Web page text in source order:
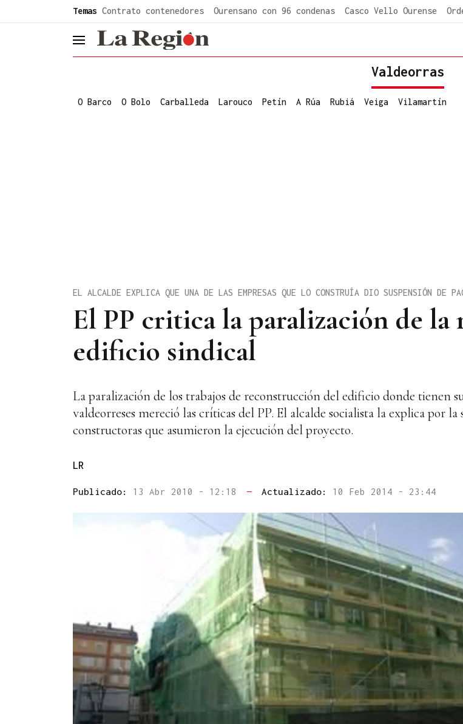
Temas Contrato contenedores Ourensano con 96 condenas Casco Vello Ourense
header.menu.open
Valdeorras
O Barco O Bolo Carballeda Larouco Petín A Rúa Rubiá Veiga Vilamartín
El PP critica la paralización de la
edificio sindical
EL ALCALDE EXPLICA QUE UNA DE LAS EMPRESAS QUE LO CONSTRUÍA DIO SUSPENSIÓN DE
La paralización de los trabajos de reconstrucción del edificio donde tienen
valdeorreses mereció las críticas del PP. El alcalde socialista la explica por la
constructoras que asumieron la ejecución del proyecto.
LR
Publicado: 13 Abr 2010 - 12:18 — Actualizado: 10 Feb 2014 - 23:44